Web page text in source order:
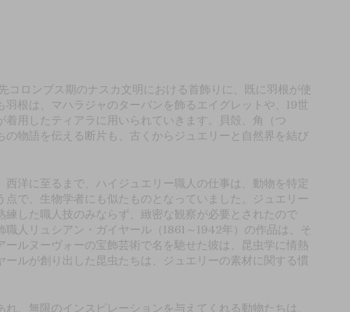
コロンブス期のナスカ文明における首飾りに、既に羽根が使
羽根は、マハラジャのターバンを飾るエイグレットや、19世
着用したティアラに用いられていきます。貝殻、角（つ
の物語を伝える断片も、古くからジュエリーと自然界を結び
西洋に至るまで、ハイジュエリー職人の仕事は、動物を特定
点で、生物学者にも似たものとなっていました。ジュエリー
練した職人技のみならず、緻密な観察が必要とされたので
人リュシアン・ガイヤール（1861～1942年）の作品は、そ
ールヌーヴォーの宝飾芸術で名を馳せた彼は、昆虫学に情熱
ールが創り出した昆虫たちは、ジュエリーの素材に関する慣
、無限のインスピレーションを与えてくれる動物たちは、